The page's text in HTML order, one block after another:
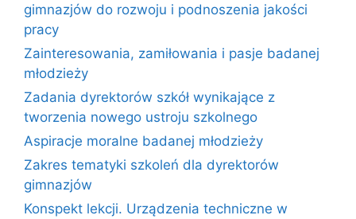
gimnazjów do rozwoju i podnoszenia jakości
pracy
Zainteresowania, zamiłowania i pasje badanej
młodzieży
Zadania dyrektorów szkół wynikające z
tworzenia nowego ustroju szkolnego
Aspiracje moralne badanej młodzieży
Zakres tematyki szkoleń dla dyrektorów
gimnazjów
Konspekt lekcji. Urządzenia techniczne w